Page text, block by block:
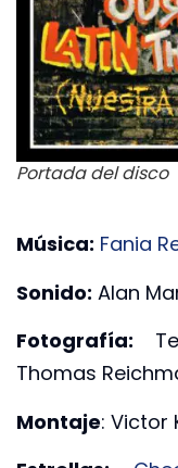
Portada del disco
Música: Fania
Sonido: Alan
Fotografía:
Thomas
Montaje: Victor